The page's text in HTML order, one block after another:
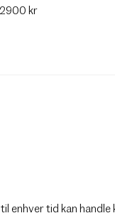
kr
enhver tid kan